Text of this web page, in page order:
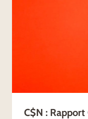
C$N : Rapport